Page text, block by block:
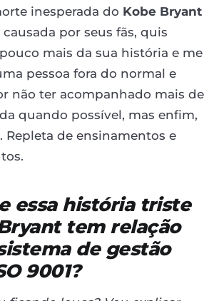
inesperada do Kobe Bryant
por seus fãs, quis
mais da sua história e me
pessoa fora do normal e
não ter acompanhado mais de
quando possível, mas enfim,
Repleta de ensinamentos e
essa história triste
tem relação
de gestão
9001?